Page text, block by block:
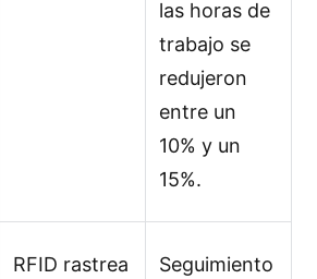
las horas de
trabajo se
redujeron
entre un
10% y un
15%.
RFID rastrea
Seguimiento